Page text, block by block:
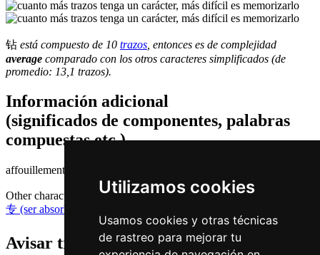
Utilizamos cookies
Usamos cookies y otras técnicas
de rastreo para mejorar tu
钻 está compuesto de 10 trazos , entonces es de complejidad
average comparado con los otros caracteres simplificados (de
promedio: 13,1 trazos).
Información adicional
(significados de componentes, palabras
compuestas etc.)
affouillement | agujero de perforación
Other characters that are pronouncedzyun1 in Cantonese
专 (ser absorbido en)
Avisar traduccion falsa o faltante de